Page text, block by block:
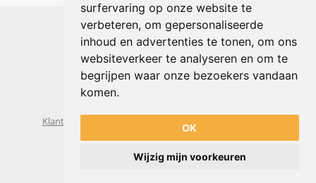
surfervaring op onze website te
verbeteren, om gepersonaliseerde
inhoud en advertenties te tonen, om ons
websiteverkeer te analyseren en om te
begrijpen waar onze bezoekers vandaan
komen.
OK
Wijzig mijn voorkeuren
Shophouse online
Max Planckstraat 4
6716 BE Ede, Nederland
Telefoon:+31(0)318 618 121
E-mail: info@shophouse.nl
Geopend: ma t/m vr 09:00-17:00 uur
Klantenservice
Algemene voorwaarden
Powered by nopCommerce